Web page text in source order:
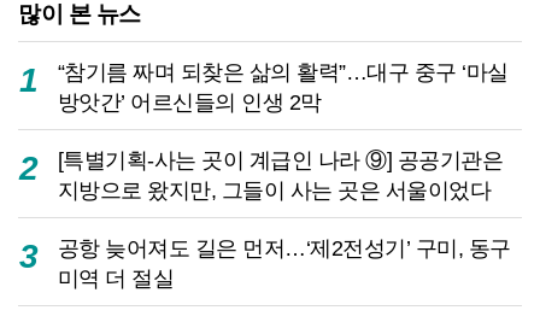
많이 본 뉴스
1
“참기름 짜며 되찾은 삶의 활력”…대구 중구 ‘마실
방앗간’ 어르신들의 인생 2막
2
[특별기획-사는 곳이 계급인 나라 ⑨] 공공기관은
지방으로 왔지만, 그들이 사는 곳은 서울이었다
3
공항 늦어져도 길은 먼저…‘제2전성기’ 구미, 동구
미역 더 절실